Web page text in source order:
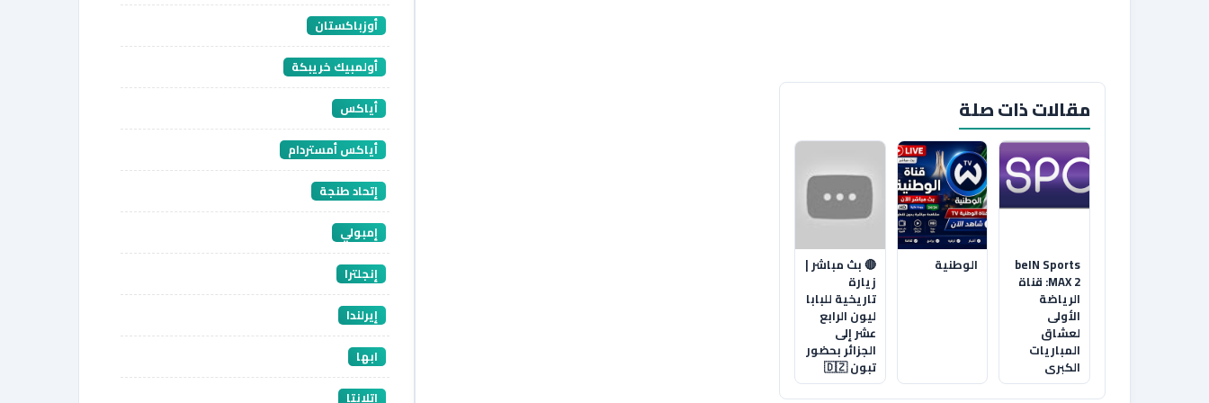
مقالات ذات صلة
beIN Sports
MAX 2: قناة
الرياضة
الأولى
لعشاق
المباريات
الكبرى
الوطنية 🔴 بث مباشر |
زيارة
تاريخية للبابا
ليون الرابع
عشر إلى
الجزائر بحضور
تبون 🇩🇿
أوزباكستان
أولمبيك خريبكة
أياكس
أياكس أمستردام
إتحاد طنجة
إمبولي
إنجلترا
إيرلندا
ابها
اتلانتا